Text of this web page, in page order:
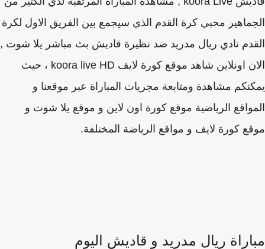
محبي كرة القدم الذي سيجمع بين الفريق الاول لكرة
نادي ريال مدريد ضد نظيرة قاديش بث مباشر يلا شوت ,
الان اونلاين شاهد موقع كورة لايف koora live HD ، حيث
مشاهدة ومتابعة مجريات المباراة عبر موقعنا و
الرياضية موقع كورة اون لاين و موقع يلا شوت و
كورة لايف و مواقع الرياضة المختلفة.
ريال مدريد و قاديش اليوم